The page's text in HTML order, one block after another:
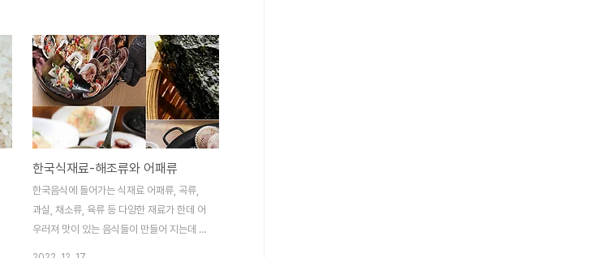
도가 떨어져서 생으로 먹기보다는 파이로 익
히거나 갈아서 먹었습니다. 1999년 엘리자
베스 2세가 방한하여 안동지역의 사과를 맛
보고 그때부터 매년 생신 때마다 안동 사과를
보내곤 할 정도 일화로 사과가 해외에서 좀더
유명해졌습니다. 사과는 비타민C가 많아서
감기 예방에 효과가 있기는 하지만 사과는 차
가운 성질이 있어서 목감기와 기침에는 오히
려 안 좋으며 배는 수분및 무기질이 많아서
수분을 보충에 충분한 과일 이기..
한국식재료-해조류와 어패류
한국음식에 들어가는 식재료 어패류, 곡류,
과실, 채소류, 육류 등 다양한 재료가 한데 어
우러져 맛이 있는 음식들이 만들어 지는데 오